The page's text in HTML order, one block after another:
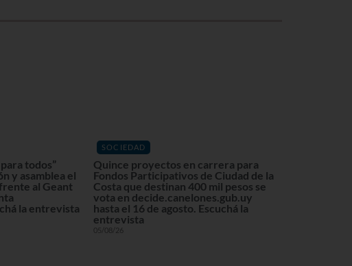
todos”
y asamblea el
al Geant
la entrevista
SOCIEDAD
Quince proyectos en carrera para
Fondos Participativos de Ciudad de la
Costa que destinan 400 mil pesos se
vota en decide.canelones.gub.uy
hasta el 16 de agosto. Escuchá la
entrevista
05/08/26